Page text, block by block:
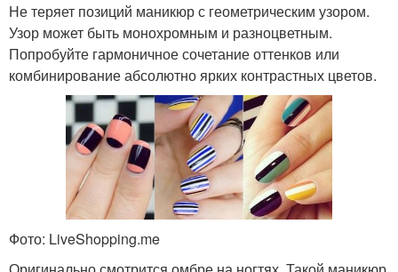
Не теряет позиций маникюр с геометрическим узором.
Узор может быть монохромным и разноцветным.
Попробуйте гармоничное сочетание оттенков или
комбинирование абсолютно ярких контрастных цветов.
Фото: LiveShopping.me